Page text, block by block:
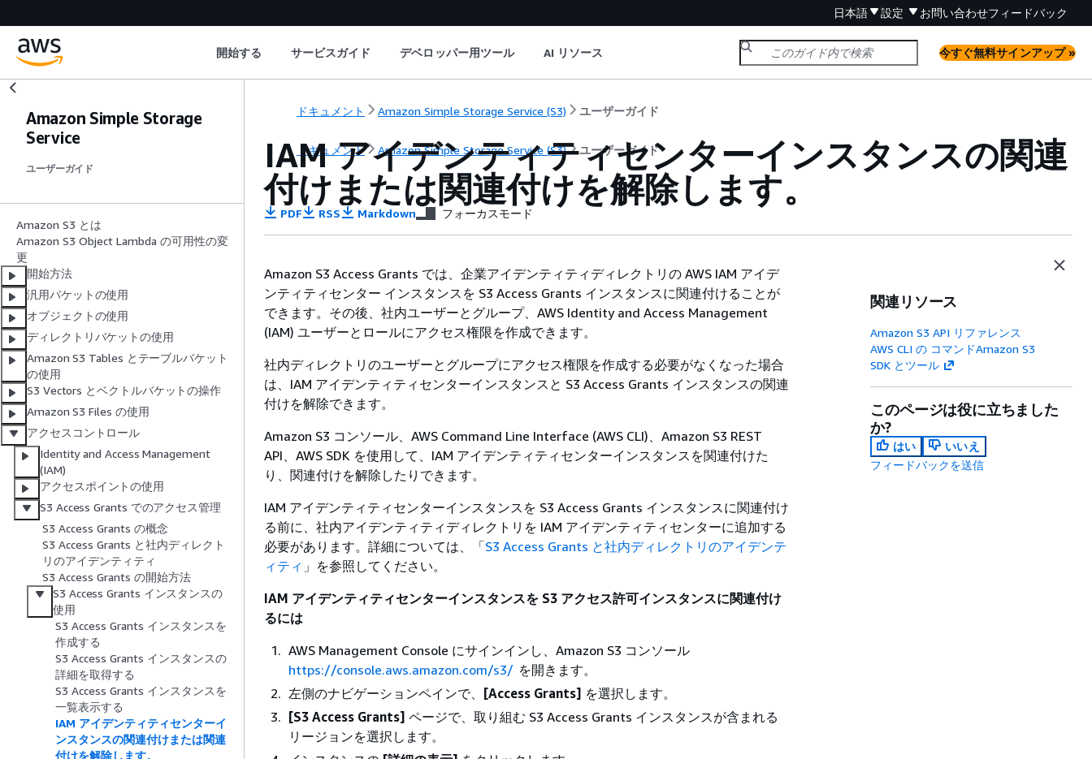
日本語 設定 お問い合わせフィードバック
開始する サービスガイド デベロッパー用ツール AI リソース 今すぐ無料サインアップ »
Amazon Simple Storage
Service
ユーザーガイド
Amazon S3 とは
Amazon S3 Object Lambda の可用性の変
更
開始方法
汎用バケットの使用
オブジェクトの使用
ディレクトリバケットの使用
Amazon S3 Tables とテーブルバケット
の使用
S3 Vectors とベクトルバケットの操作
Amazon S3 Files の使用
アクセスコントロール
Identity and Access Management
(IAM)
アクセスポイントの使用
S3 Access Grants でのアクセス管理
S3 Access Grants の概念
S3 Access Grants と社内ディレクト
リのアイデンティティ
S3 Access Grants の開始方法
S3 Access Grants インスタンスの
使用
S3 Access Grants インスタンスを
作成する
S3 Access Grants インスタンスの
詳細を取得する
S3 Access Grants インスタンスを
一覧表示する
IAM アイデンティティセンターイ
ンスタンスの関連付けまたは関連
付けを解除します。
ドキュメント Amazon Simple Storage Service (S3) ユーザーガイド
ドキュメント Amazon Simple Storage Service (S3) ユーザーガイド
IAM アイデンティティセンターインスタンスの関連
付けまたは関連付けを解除します。
PDF RSS Markdown フォーカスモード
Amazon S3 Access Grants では、企業アイデンティティディレクトリの AWS IAM アイデ
ンティティセンター インスタンスを S3 Access Grants インスタンスに関連付けることが
できます。その後、社内ユーザーとグループ、AWS Identity and Access Management
(IAM) ユーザーとロールにアクセス権限を作成できます。
社内ディレクトリのユーザーとグループにアクセス権限を作成する必要がなくなった場合
は、IAM アイデンティティセンターインスタンスと S3 Access Grants インスタンスの関連
付けを解除できます。
Amazon S3 コンソール、AWS Command Line Interface (AWS CLI)、Amazon S3 REST
API、AWS SDK を使用して、IAM アイデンティティセンターインスタンスを関連付けた
り、関連付けを解除したりできます。
IAM アイデンティティセンターインスタンスを S3 Access Grants インスタンスに関連付け
る前に、社内アイデンティティディレクトリを IAM アイデンティティセンターに追加する
必要があります。詳細については、「S3 Access Grants と社内ディレクトリのアイデンテ
ィティ 」を参照してください。
IAM アイデンティティセンターインスタンスを S3 アクセス許可インスタンスに関連付け
るには
AWS Management Console にサインインし、Amazon S3 コンソール
https://console.aws.amazon.com/s3/ を開きます。
左側のナビゲーションペインで、
[Access Grants] を選択します。
[S3 Access Grants] ページで、取り組む S3 Access Grants インスタンスが含まれる
リージョンを選択します。
関連リソース
Amazon S3 API リファレンス
AWS CLI の コマンドAmazon S3
SDK とツール
このページは役に立ちました
か?
はい
いいえ
フィードバックを送信